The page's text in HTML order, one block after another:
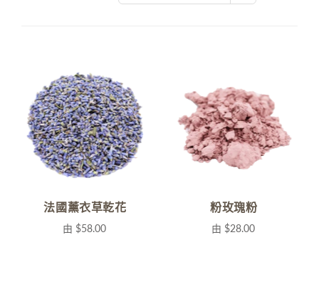
法國薰衣草乾花
由 $58.00
粉玫瑰粉
由 $28.00